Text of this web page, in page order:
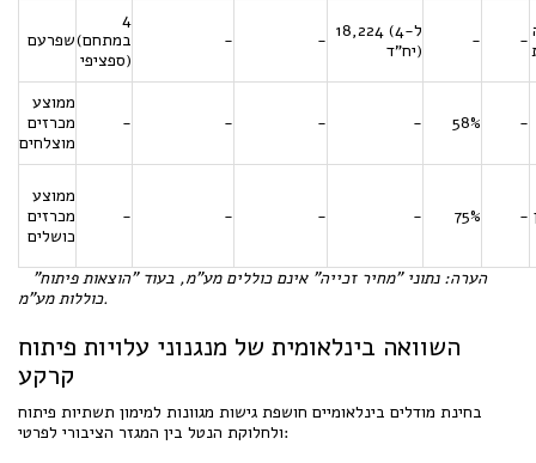
שפרעם
4
(במתחם
ספציפי)
- - 18,224 (ל-4
יח"ד)
- -
ממוצע
מכרזים
מוצלחים
- - - - 58% -
ממוצע
מכרזים
כושלים
- - - - 75% -
הערה: נתוני "מחיר זכייה" אינם כוללים מע"מ, בעוד "הוצאות פיתוח"
כוללות מע"מ.
השוואה בינלאומית של מנגנוני עלויות פיתוח
קרקע
בחינת מודלים בינלאומיים חושפת גישות מגוונות למימון תשתיות פיתוח
ולחלוקת הנטל בין המגזר הציבורי לפרטי: